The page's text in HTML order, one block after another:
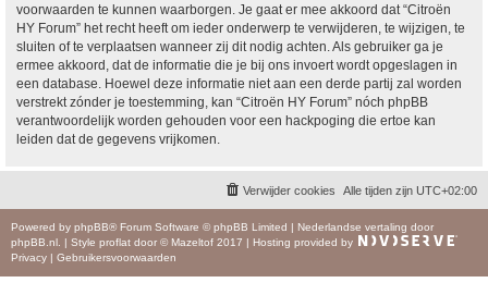
voorwaarden te kunnen waarborgen. Je gaat er mee akkoord dat “Citroën
HY Forum” het recht heeft om ieder onderwerp te verwijderen, te wijzigen, te
sluiten of te verplaatsen wanneer zij dit nodig achten. Als gebruiker ga je
ermee akkoord, dat de informatie die je bij ons invoert wordt opgeslagen in
een database. Hoewel deze informatie niet aan een derde partij zal worden
verstrekt zónder je toestemming, kan “Citroën HY Forum” nóch phpBB
verantwoordelijk worden gehouden voor een hackpoging die ertoe kan
leiden dat de gegevens vrijkomen.
Alle tijden zijn UTC+02:00
Verwijder cookies
Powered by phpBB® Forum Software © phpBB Limited | Nederlandse vertaling door
phpBB.nl
| Style proflat door © Mazeltof 2017 | Hosting provided by
Privacy
Gebruikersvoorwaarden